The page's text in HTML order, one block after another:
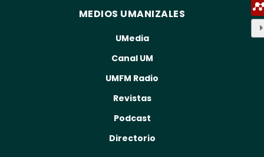
MEDIOS UMANIZALES
UMedia
Canal UM
UMFM Radio
Revistas
Podcast
Directorio